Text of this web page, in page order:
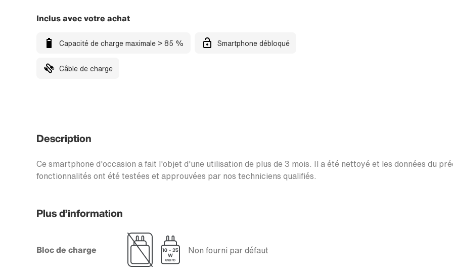
Inclus avec votre achat
Capacité de charge maximale > 85 % Smartphone débloqué
Câble de charge
Description
Ce smartphone d'occasion a fait l'objet d'une utilisation de plus de 3 mois. Il a été nettoyé et les données du
fonctionnalités ont été testées et approuvées par nos techniciens qualifiés.
Plus d’information
Bloc de charge Non fourni par défaut